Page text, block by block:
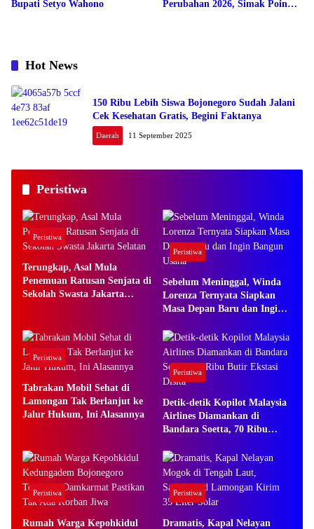
Bupati Setyo Wahono
Perubahan 2026, Simak Poin
Hot News
150 Ribu Lebih Siswa Bojonegoro Sudah Jalani
Cek Kesehatan Gratis, Begini Faktanya
Daerah 11 September 2025
Peristiwa
Peristiwa
Terungkap, Asal Mula
Penemuan Ratusan Senjata di
Sekolah Swasta Jakarta
Peristiwa
Sebelum Meninggal, Winda
Lorenza Ternyata Siapkan
Masa Depan Baru dan Ingin
Peristiwa
Tabrakan Mobil Sehat di
Lamongan Tak Berlanjut ke
Jalur Hukum, Ini Alasannya
Peristiwa
Detik-detik Kopilot Malaysia
Airlines Diamankan di
Bandara Soetta, 70 Ribu
Peristiwa
Rumah Warga Kepohkidul
Peristiwa
Dramatis, Kapal Nelayan